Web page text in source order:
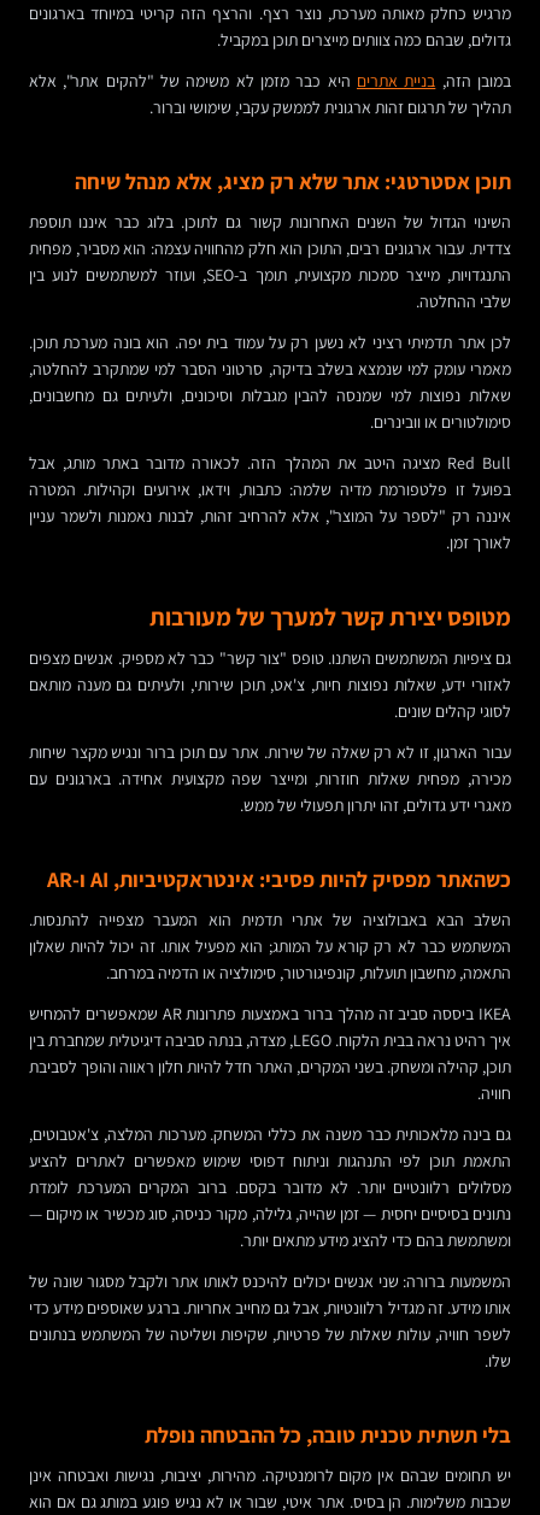
מרגיש כחלק מאותה מערכת, נוצר רצף. והרצף הזה קריטי במיוחד בארגונים
גדולים, שבהם כמה צוותים מייצרים תוכן במקביל.
במובן הזה, בניית אתרים היא כבר מזמן לא משימה של "להקים אתר", אלא
תהליך של תרגום זהות ארגונית לממשק עקבי, שימושי וברור.
תוכן אסטרטגי: אתר שלא רק מציג, אלא מנהל שיחה
השינוי הגדול של השנים האחרונות קשור גם לתוכן. בלוג כבר איננו תוספת
צדדית. עבור ארגונים רבים, התוכן הוא חלק מהחוויה עצמה: הוא מסביר, מפחית
התנגדויות, מייצר סמכות מקצועית, תומך ב-SEO, ועוזר למשתמשים לנוע בין
שלבי ההחלטה.
לכן אתר תדמיתי רציני לא נשען רק על עמוד בית יפה. הוא בונה מערכת תוכן.
מאמרי עומק למי שנמצא בשלב בדיקה, סרטוני הסבר למי שמתקרב להחלטה,
שאלות נפוצות למי שמנסה להבין מגבלות וסיכונים, ולעיתים גם מחשבונים,
סימולטורים או וובינרים.
Red Bull מציגה היטב את המהלך הזה. לכאורה מדובר באתר מותג, אבל
בפועל זו פלטפורמת מדיה שלמה: כתבות, וידאו, אירועים וקהילות. המטרה
איננה רק "לספר על המוצר", אלא להרחיב זהות, לבנות נאמנות ולשמר עניין
לאורך זמן.
מטופס יצירת קשר למערך של מעורבות
גם ציפיות המשתמשים השתנו. טופס "צור קשר" כבר לא מספיק. אנשים מצפים
לאזורי ידע, שאלות נפוצות חיות, צ'אט, תוכן שירותי, ולעיתים גם מענה מותאם
לסוגי קהלים שונים.
עבור הארגון, זו לא רק שאלה של שירות. אתר עם תוכן ברור ונגיש מקצר שיחות
מכירה, מפחית שאלות חוזרות, ומייצר שפה מקצועית אחידה. בארגונים עם
מאגרי ידע גדולים, זהו יתרון תפעולי של ממש.
כשהאתר מפסיק להיות פסיבי: אינטראקטיביות, AI ו-AR
השלב הבא באבולוציה של אתרי תדמית הוא המעבר מצפייה להתנסות.
המשתמש כבר לא רק קורא על המותג; הוא מפעיל אותו. זה יכול להיות שאלון
התאמה, מחשבון תועלות, קונפיגורטור, סימולציה או הדמיה במרחב.
IKEA ביססה סביב זה מהלך ברור באמצעות פתרונות AR שמאפשרים להמחיש
איך רהיט נראה בבית הלקוח. LEGO, מצדה, בנתה סביבה דיגיטלית שמחברת בין
תוכן, קהילה ומשחק. בשני המקרים, האתר חדל להיות חלון ראווה והופך לסביבת
חוויה.
גם בינה מלאכותית כבר משנה את כללי המשחק. מערכות המלצה, צ'אטבוטים,
התאמת תוכן לפי התנהגות וניתוח דפוסי שימוש מאפשרים לאתרים להציע
מסלולים רלוונטיים יותר. לא מדובר בקסם. ברוב המקרים המערכת לומדת
נתונים בסיסיים יחסית — זמן שהייה, גלילה, מקור כניסה, סוג מכשיר או מיקום —
ומשתמשת בהם כדי להציג מידע מתאים יותר.
המשמעות ברורה: שני אנשים יכולים להיכנס לאותו אתר ולקבל מסגור שונה של
אותו מידע. זה מגדיל רלוונטיות, אבל גם מחייב אחריות. ברגע שאוספים מידע כדי
לשפר חוויה, עולות שאלות של פרטיות, שקיפות ושליטה של המשתמש בנתונים
שלו.
בלי תשתית טכנית טובה, כל ההבטחה נופלת
יש תחומים שבהם אין מקום לרומנטיקה. מהירות, יציבות, נגישות ואבטחה אינן
שכבות משלימות. הן בסיס. אתר איטי, שבור או לא נגיש פוגע במותג גם אם הוא